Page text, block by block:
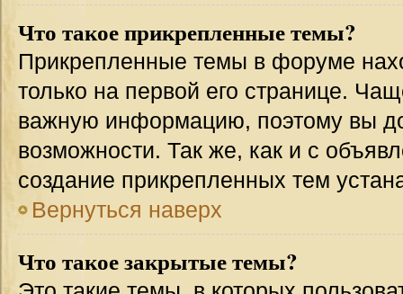
Что такое прикрепленные темы?
Прикрепленные темы в форуме
только на первой его странице.
важную информацию, поэтому вы
возможности. Так же, как и с
создание прикрепленных тем
Вернуться наверх
Что такое закрытые темы?